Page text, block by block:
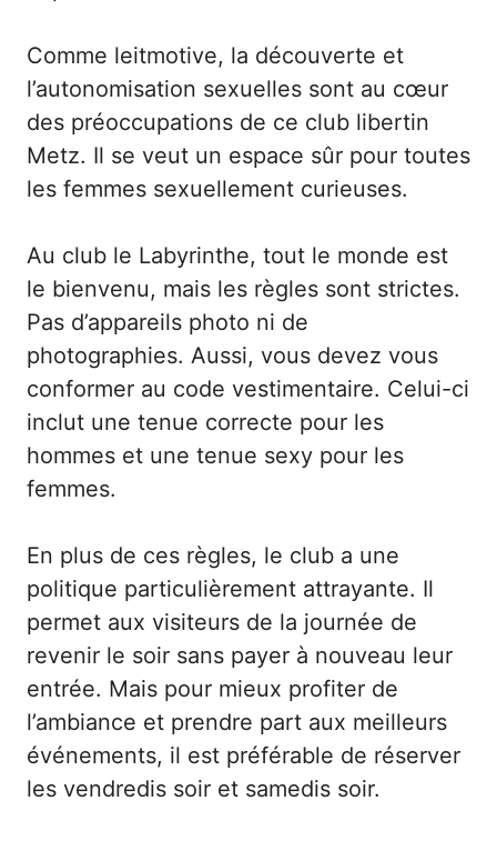
Comme leitmotive, la découverte et
l’autonomisation sexuelles sont au cœur
des préoccupations de ce club libertin
Metz. Il se veut un espace sûr pour toutes
les femmes sexuellement curieuses.
Au club le Labyrinthe, tout le monde est
le bienvenu, mais les règles sont strictes.
Pas d’appareils photo ni de
photographies. Aussi, vous devez vous
conformer au code vestimentaire. Celui-ci
inclut une tenue correcte pour les
hommes et une tenue sexy pour les
femmes.
En plus de ces règles, le club a une
politique particulièrement attrayante. Il
permet aux visiteurs de la journée de
revenir le soir sans payer à nouveau leur
entrée. Mais pour mieux profiter de
l’ambiance et prendre part aux meilleurs
événements, il est préférable de réserver
les vendredis soir et samedis soir.